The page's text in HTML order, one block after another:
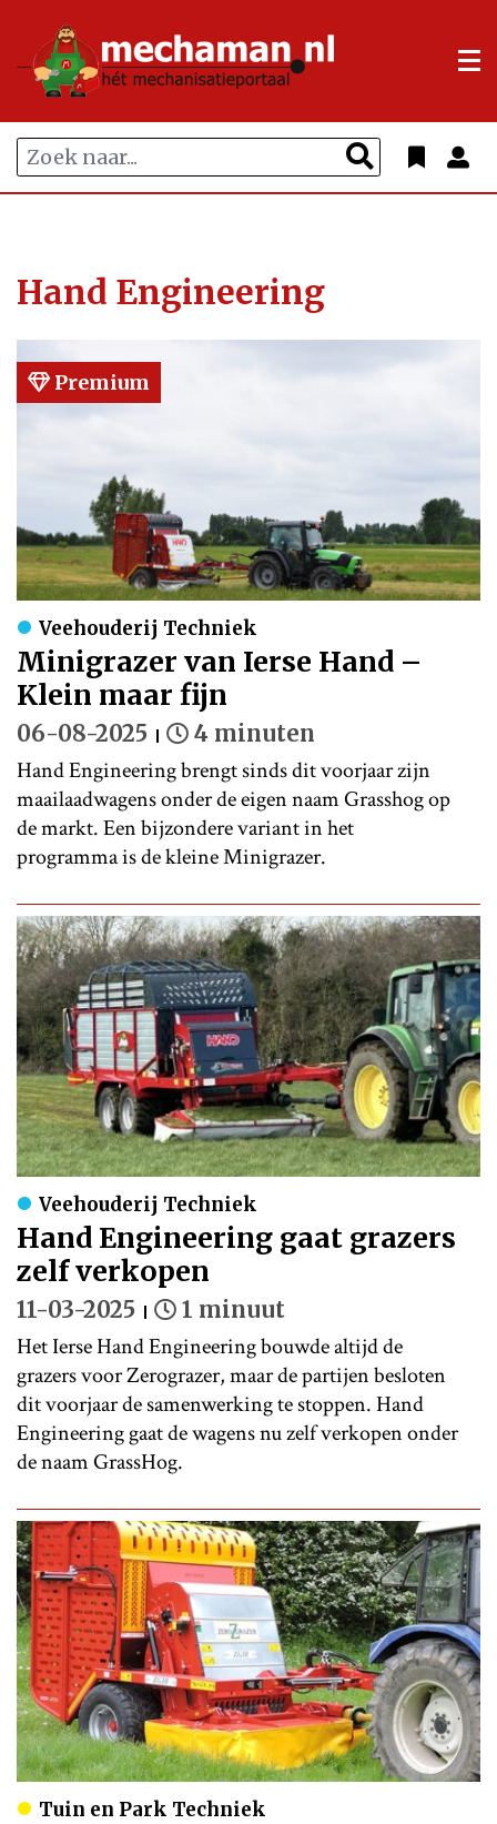
Hand Engineering
Premium
Veehouderij Techniek
Minigrazer van Ierse Hand –
Klein maar fijn
06-08-2025 4 minuten
Hand Engineering brengt sinds dit voorjaar zijn
maailaadwagens onder de eigen naam Grasshog op
de markt. Een bijzondere variant in het
programma is de kleine Minigrazer.
Veehouderij Techniek
Hand Engineering gaat grazers
zelf verkopen
11-03-2025 1 minuut
Het Ierse Hand Engineering bouwde altijd de
grazers voor Zerograzer, maar de partijen besloten
dit voorjaar de samenwerking te stoppen. Hand
Engineering gaat de wagens nu zelf verkopen onder
de naam GrassHog.
Tuin en Park Techniek